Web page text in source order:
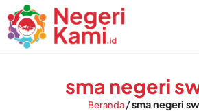
sma negeri
Beranda/sma negeri